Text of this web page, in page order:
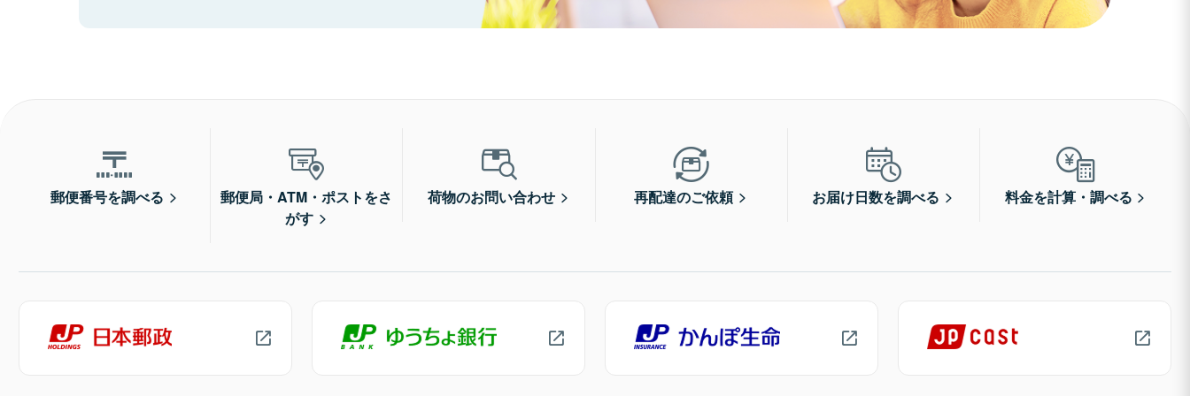
郵便番号を調べる
郵便局・ATM・ポストをさ
がす
荷物のお問い合わせ 再配達のご依頼 お届け日数を調べる 料金を計算・調べる